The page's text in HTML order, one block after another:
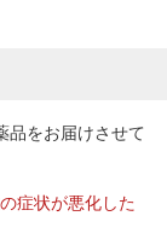
品をお届けさせて
症状が悪化した